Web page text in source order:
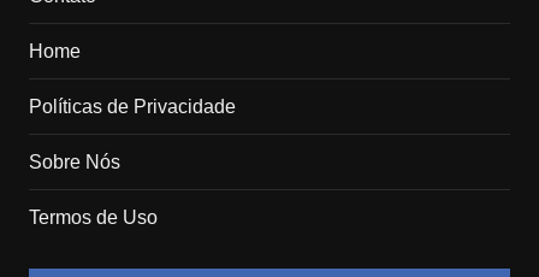
Home
Políticas de Privacidade
Sobre Nós
Termos de Uso